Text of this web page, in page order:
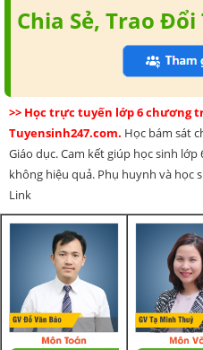
Chia Sẻ, Trao
>> Học trực tuyến lớp 6 chương
Tuyensinh247.com. Học bám sát
Giáo dục. Cam kết giúp học sinh
không hiệu quả. Phụ huynh và học
Link